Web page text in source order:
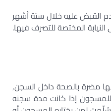
القبض عليه خلال ستة أشهر
المختصة للتصرف فيها.
مضرة بالصحة داخل السجن,
للمسجون إذا كانت مدة سجنه